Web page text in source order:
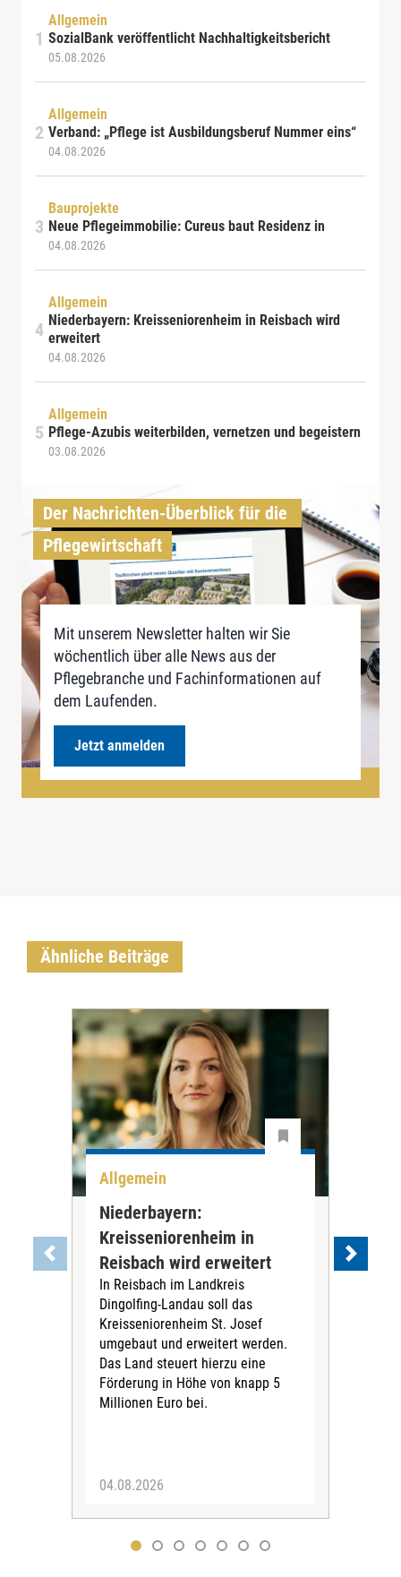
Allgemein
SozialBank veröffentlicht Nachhaltigkeitsbericht
05.08.2026
Allgemein
Verband: „Pflege ist Ausbildungsberuf Nummer eins“
04.08.2026
Bauprojekte
Neue Pflegeimmobilie: Cureus baut Residenz in
04.08.2026
Allgemein
Niederbayern: Kreisseniorenheim in Reisbach wird
erweitert
04.08.2026
Allgemein
Pflege-Azubis weiterbilden, vernetzen und begeistern
03.08.2026
Der Nachrichten-Überblick für die
Pflegewirtschaft
Mit unserem Newsletter halten wir Sie
wöchentlich über alle News aus der
Pflegebranche und Fachinformationen auf
dem Laufenden.
Jetzt anmelden
Ähnliche Beiträge
Allgemein
Niederbayern:
Kreisseniorenheim in
Reisbach wird erweitert
In Reisbach im Landkreis
Dingolfing-Landau soll das
Kreisseniorenheim St. Josef
umgebaut und erweitert werden.
Das Land steuert hierzu eine
Förderung in Höhe von knapp 5
Millionen Euro bei.
04.08.2026